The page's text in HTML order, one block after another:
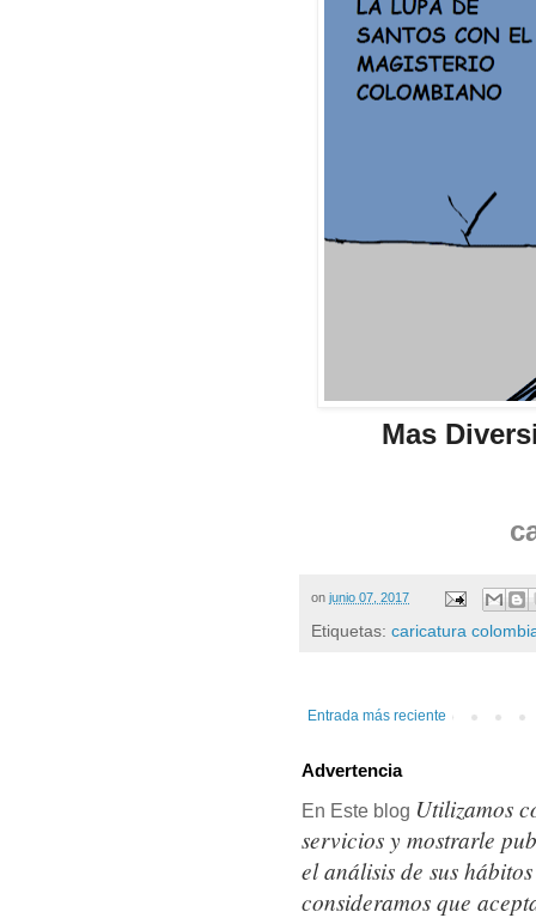
Mas
on junio 07, 2017
Etiquetas: caricatura
Entrada más reciente
Advertencia
En Este blog Utilizamos
servicios y mostrarle
el análisis de sus
consideramos que